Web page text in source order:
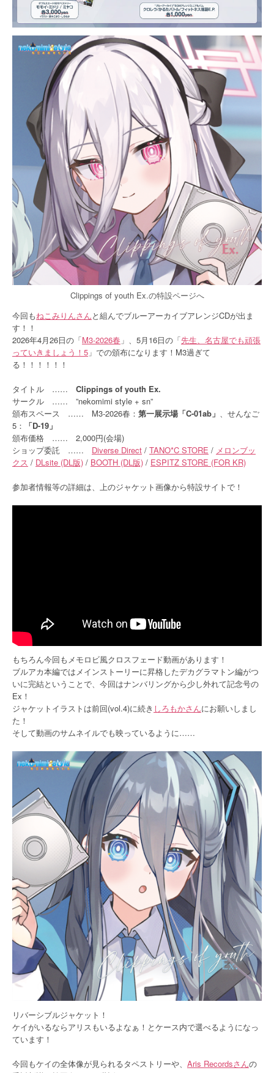
Clippings of youth Ex.の特設ページへ
今回もねこみりんさんと組んでブルーアーカイブアレンジCDが出ま
す！！
2026年4月26日の「M3-2026春 」、5月16日の「先生、名古屋でも頑張
っていきましょう！5 」での頒布になります！M3過ぎて
る！！！！！！
タイトル …… Clippings of youth Ex.
サークル …… ”nekomimi style + sn”
頒布スペース …… M3-2026春： 第一展示場「C-01ab」
、せんなご
5：
「D-19」
頒布価格 …… 2,000円(会場)
ショップ委託 …… Diverse Direct / TANO*C STORE / メロンブッ
クス / DLsite (DL版) / BOOTH (DL版) / ESPITZ STORE (FOR KR)
参加者情報等の詳細は、上のジャケット画像から特設サイトで！
もちろん今回もメモロビ風クロスフェード動画があります！
ブルアカ本編ではメインストーリーに昇格したデカグラマトン編がつ
いに完結ということで、今回はナンバリングから少し外れて記念号の
Ex！
ジャケットイラストは前回(vol.4)に続き しろもかさんにお願いしまし
た！
そして動画のサムネイルでも映っているように……
リバーシブルジャケット！
ケイがいるならアリスもいるよなぁ！とケース内で選べるようになっ
ています！
今回もケイの全体像が見られるタペストリーや、 Aris Recordsさんの